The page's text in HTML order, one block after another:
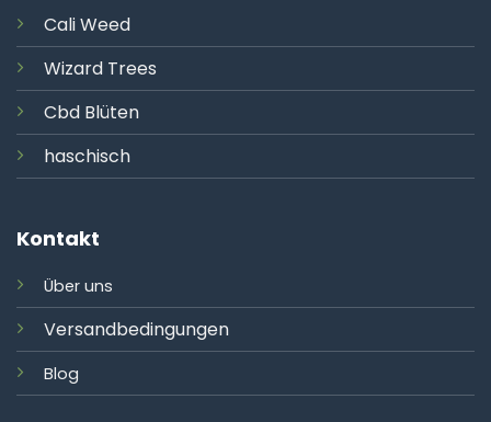
CaliWeed
Wizard Trees
Cbd Blüten
haschisch
Kontakt
Über uns
Versandbedingungen
Blog